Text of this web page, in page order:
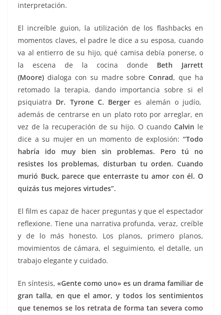
interpretación.
El increíble guion, la utilización de los flashbacks en
momentos claves, el padre le dice a su esposa, cuando
va al entierro de su hijo, qué camisa debía ponerse, o
la escena de la cocina donde Beth Jarrett
(Moore) dialoga con su madre sobreConrad, que ha
retomado la terapia, dando importancia sobre si el
psiquiatra Dr. Tyrone C. Berger es alemán o judío,
además de centrarse en un plato roto por arreglar, en
vez de la recuperación de su hijo. O cuando Calvin le
dice a su mujer en un momento de explosión: “Todo
habría ido muy bien sin problemas. Pero tú no
resistes los problemas, disturban tu orden. Cuando
murió Buck, parece que enterraste tu amor con él. O
quizás tus mejores virtudes”.
El film es capaz de hacer preguntas y que el espectador
reflexione. Tiene una narrativa profunda, veraz, creíble
y de lo más honesto. Los planos, primero planos,
movimientos de cámara, el seguimiento, el detalle, un
trabajo elegante y cuidado.
En síntesis, «Gente como uno» es un drama familiar de
gran talla, en que el amor, y todos los sentimientos
que tenemos se los retrata de forma tan severa como